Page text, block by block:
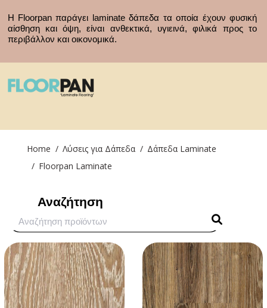
Η Floorpan παράγει laminate δάπεδα τα οποία έχουν φυσική
αίσθηση και όψη, είναι ανθεκτικά, υγιεινά, φιλικά προς το
περιβάλλον και οικονομικά.
You are here:
Home Λύσεις για Δάπεδα
Δάπεδα Laminate
Floorpan Laminate
Αναζήτηση